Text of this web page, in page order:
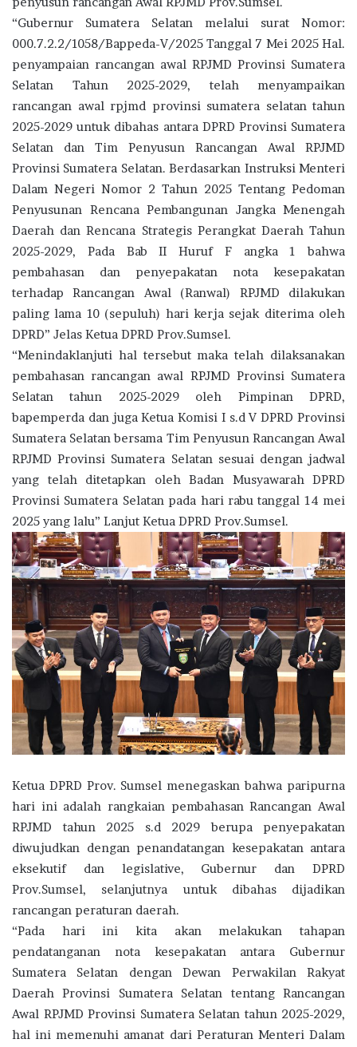
“Gubernur Sumatera Selatan melalui surat Nomor:
000.7.2.2/1058/Bappeda-V/2025 Tanggal 7 Mei 2025 Hal.
penyampaian rancangan awal RPJMD Provinsi Sumatera
Selatan Tahun 2025-2029, telah menyampaikan
rancangan awal rpjmd provinsi sumatera selatan tahun
2025-2029 untuk dibahas antara DPRD Provinsi Sumatera
Selatan dan Tim Penyusun Rancangan Awal RPJMD
Provinsi Sumatera Selatan. Berdasarkan Instruksi Menteri
Dalam Negeri Nomor 2 Tahun 2025 Tentang Pedoman
Penyusunan Rencana Pembangunan Jangka Menengah
Daerah dan Rencana Strategis Perangkat Daerah Tahun
2025-2029, Pada Bab II Huruf F angka 1 bahwa
pembahasan dan penyepakatan nota kesepakatan
terhadap Rancangan Awal (Ranwal) RPJMD dilakukan
paling lama 10 (sepuluh) hari kerja sejak diterima oleh
DPRD” Jelas Ketua DPRD Prov.Sumsel.
“Menindaklanjuti hal tersebut maka telah dilaksanakan
pembahasan rancangan awal RPJMD Provinsi Sumatera
Selatan tahun 2025-2029 oleh Pimpinan DPRD,
bapemperda dan juga Ketua Komisi I s.d V DPRD Provinsi
Sumatera Selatan bersama Tim Penyusun Rancangan Awal
RPJMD Provinsi Sumatera Selatan sesuai dengan jadwal
yang telah ditetapkan oleh Badan Musyawarah DPRD
Provinsi Sumatera Selatan pada hari rabu tanggal 14 mei
2025 yang lalu” Lanjut Ketua DPRD Prov.Sumsel.
Ketua DPRD Prov. Sumsel menegaskan bahwa paripurna
hari ini adalah rangkaian pembahasan Rancangan Awal
RPJMD tahun 2025 s.d 2029 berupa penyepakatan
diwujudkan dengan penandatangan kesepakatan antara
eksekutif dan legislative, Gubernur dan DPRD
Prov.Sumsel, selanjutnya untuk dibahas dijadikan
rancangan peraturan daerah.
“Pada hari ini kita akan melakukan tahapan
pendatanganan nota kesepakatan antara Gubernur
Sumatera Selatan dengan Dewan Perwakilan Rakyat
Daerah Provinsi Sumatera Selatan tentang Rancangan
Awal RPJMD Provinsi Sumatera Selatan tahun 2025-2029,
hal ini memenuhi amanat dari Peraturan Menteri Dalam